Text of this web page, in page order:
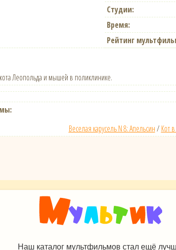
Студии:
Время:
Рейтинг
Леопольда и мышей в поликлинике.
Веселая карусель N 8: Апельсин/ Кот
Наш каталог мультфильмов стал ещё